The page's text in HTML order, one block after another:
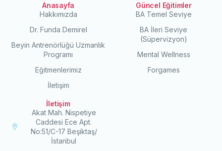
Anasayfa
Hakkımızda
Dr. Funda Demirel
Beyin Antrenörlüğü Uzmanlık
Programı
Eğitmenlerimiz
İletişim
Güncel Eğitimler
BA Temel Seviye
BA İleri Seviye
(Süpervizyon)
Mental Wellness
Forgames
İletişim
Akat Mah. Nispetiye
Caddesi Ece Apt.
No:51/C-17 Beşiktaş/
İstanbul